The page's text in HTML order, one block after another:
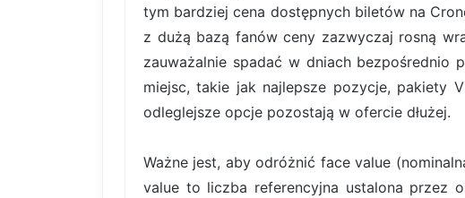
tym bardziej cena dostępnych biletów na
z dużą bazą fanów ceny zazwyczaj rosną
zauważalnie spadać w dniach
miejsc, takie jak najlepsze pozycje, pakiety
odleglejsze opcje pozostają w ofercie dłużej.
Ważne jest, aby odróżnić face value
value to liczba referencyjna ustalona przez